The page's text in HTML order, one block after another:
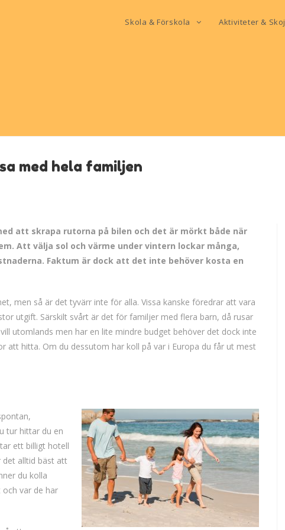
Skola & Förskola Aktiviteter & Skoj
med hela familjen
att skrapa rutorna på bilen och det är mörkt både när
Att välja sol och värme under vintern lockar många,
Faktum är dock att det inte behöver kosta en
men så är det tyvärr inte för alla. Vissa kanske föredrar att vara
utgift. Särskilt svårt är det för familjer med flera barn, då rusar
utomlands men har en lite mindre budget behöver det dock inte
att hitta. Om du dessutom har koll på var i Europa du får ut mest
tur hittar du en
ett billigt hotell
det alltid bäst att
du kolla
var de har